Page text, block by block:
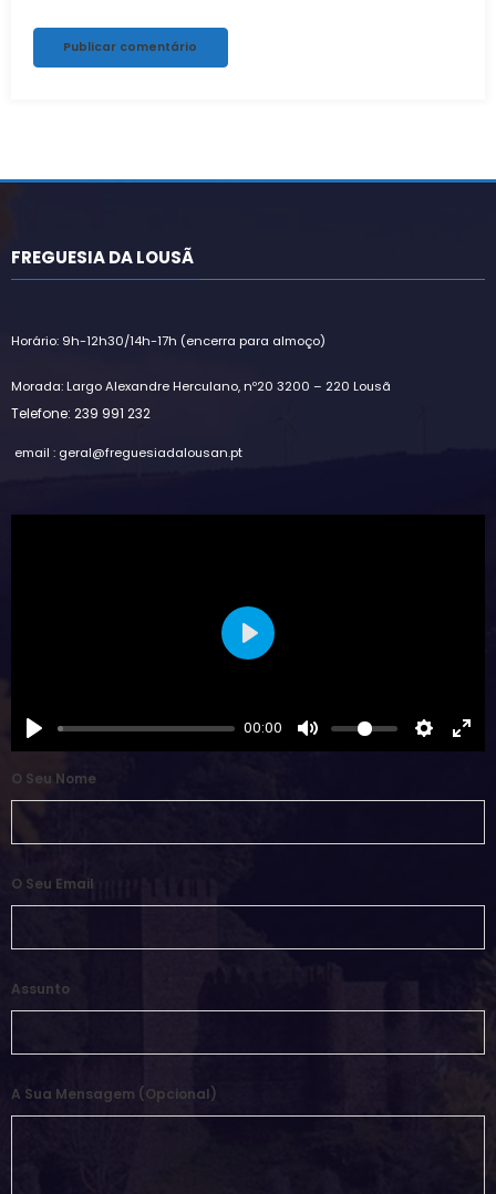
FREGUESIA DA LOUSÃ
Horário: 9h-12h30/14h-17h (encerra para almoço)
Morada: Largo Alexandre Herculano, nº20 3200 – 220 Lousã
Telefone: 239 991 232
email : geral@freguesiadalousan.pt
00:00
Play
O Seu Nome
O Seu Email
Assunto
A Sua Mensagem (opcional)